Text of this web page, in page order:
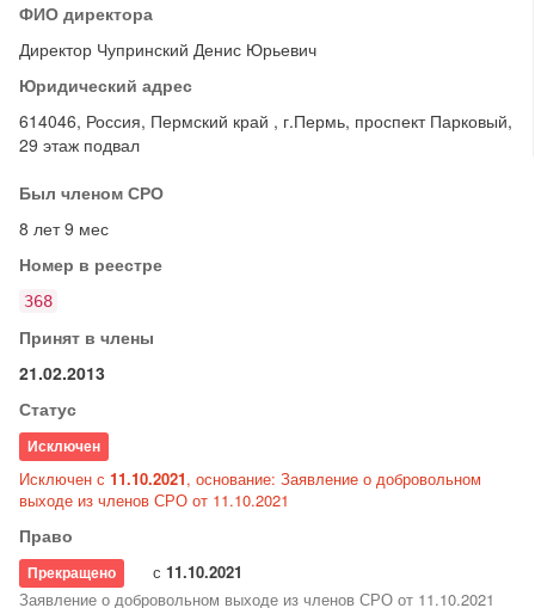
ФИО директора
Директор Чупринский Денис Юрьевич
Юридический адрес
614046, Россия, Пермский край , г.Пермь, проспект Парковый,
29 этаж подвал
Был членом СРО
8 лет 9 мес
Номер в реестре
368
Принят в члены
21.02.2013
Статус
Исключен
Исключен с 11.10.2021, основание: Заявление о добровольном
выходе из членов СРО от 11.10.2021
Право
Прекращено с11.10.2021
Заявление о добровольном выходе из членов СРО от 11.10.2021